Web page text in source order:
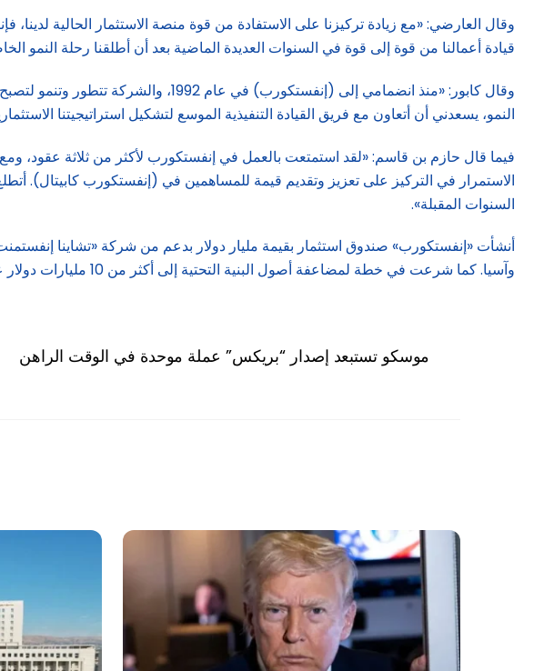
وقال العارضي: «مع زيادة تركيزنا على الاستفادة من قوة منصة الاستثمار الحالية
قيادة أعمالنا من قوة إلى قوة في السنوات العديدة الماضية بعد أن أطلقنا رحلة النمو
وقال كابور: «منذ انضمامي إلى
النمو، يسعدني أن أتعاون مع فريق القيادة التنفيذية الموسع لتشكيل استراتيجيتنا
فيما قال حازم بن قاسم: «لقد استمتعت بالعمل في إنفستكورب لأكثر من ثلاثة
الاستمرار في التركيز على تعزيز وتقديم قيمة للمساهمين في (إنفستكورب كابيتال).
السنوات المقبلة».
أنشأت «إنفستكورب» صندوق استثمار بقيمة مليار دولار بدعم من شركة «تشاينا
وآسيا. كما شرعت في خطة لمضاعفة أصول البنية التحتية إلى أكثر من 10 مليارات دولار على مدى السنوات الخمس المقبلة.
موسكو تستبعد إصدار “بريكس” عملة موحدة في الوقت الراهن